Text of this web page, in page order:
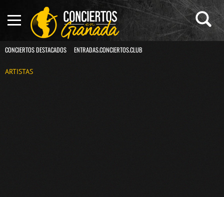
CONCIERTOS DESTACADOS ENTRADAS.CONCIERTOS.CLUB
ARTISTAS